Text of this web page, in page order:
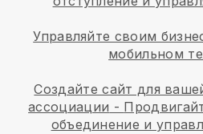
Управляйте своим
мобильном
Создайте сайт для
ассоциации -
объединение и